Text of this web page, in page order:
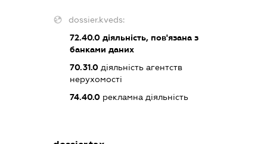
dossier.kveds:
72.40.0діяльність, пов'язана з
банками даних
70.31.0діяльність агентств
нерухомості
74.40.0рекламна діяльність